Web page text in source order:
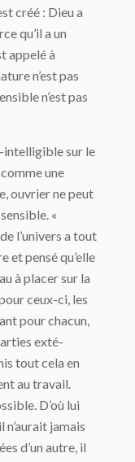
créé : Dieu a
qu’il a un
appelé à
n’est pas
n’est pas
intelligible sur le
une
ouvrier ne peut
«
l’univers a tout
et pensé qu’elle
à placer sur la
ceux-ci, les
pour chacun,
exté­
tout cela en
au travail.
D’où lui
n’aurait jamais
d’un autre, il